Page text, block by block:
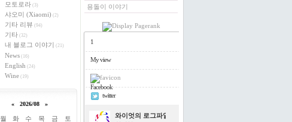
모토로라 (3)
샤오미 (Xiaomi) (2)
기타 리뷰 (94)
기타 (32)
내 블로그 이야기 (21)
News (16)
English (24)
Wine (19)
« 2026/08 »
월 화 수 목 금 토
용돌이 이야기
1
My view
Facebook
twitter
와이엇의 로그파일